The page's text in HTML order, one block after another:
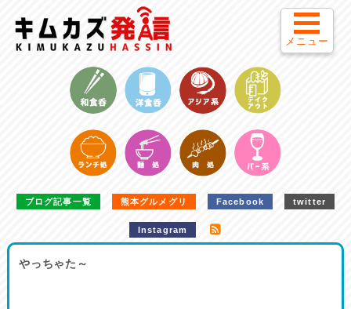
ブログ記事一覧 熊本グルメグリ Facebook twitter
Instagram
やっちゃた～
メニュー